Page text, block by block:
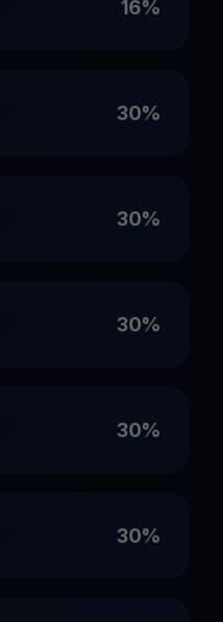
16%
30%
30%
30%
30%
30%